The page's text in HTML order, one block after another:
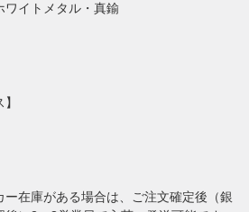
ワイトメタル・真鍮
在庫がある場合は、ご注文確定後（銀